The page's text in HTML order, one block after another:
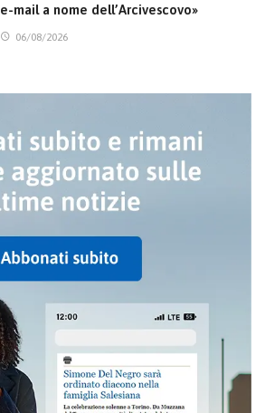
e-mail a nome dell’Arcivescovo»
06/08/2026